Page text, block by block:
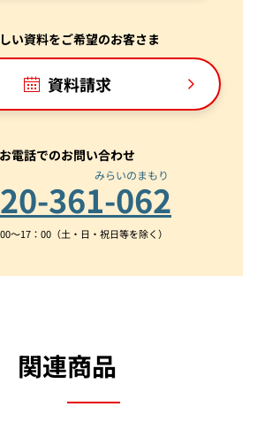
い資料をご希望のお客さま
資料請求
お電話でのお問い合わせ
みらいのまもり
361-062
～17：00（土・日・祝日等を除く）
関連商品